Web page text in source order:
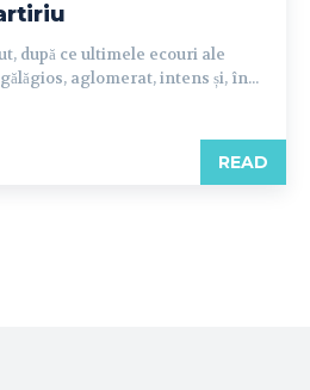
după ce ultimele ecouri ale
aglomerat, intens și, în...
READ